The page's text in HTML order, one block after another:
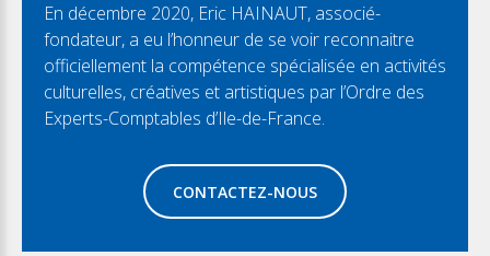
En décembre 2020, Eric HAINAUT, associé-
fondateur, a eu l’honneur de se voir reconnaitre
officiellement la compétence spécialisée en activités
culturelles, créatives et artistiques par l’Ordre des
Experts-Comptables d’Ile-de-France.
CONTACTEZ-NOUS